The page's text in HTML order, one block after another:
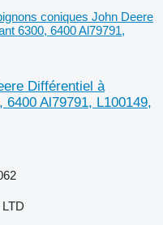
coniques John Deere
6300, 6400 Al79791,
Différentiel à
Al79791, L100149,